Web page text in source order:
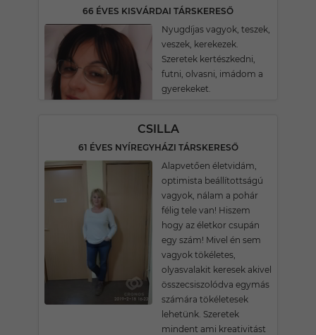
66 ÉVES KISVÁRDAI TÁRSKERESŐ
Nyugdíjas vagyok, teszek,
veszek, kerekezek.
Szeretek kertészkedni,
futni, olvasni, imádom a
gyerekeket.
CSILLA
61 ÉVES NYÍREGYHÁZI TÁRSKERESŐ
Alapvetően életvidám,
optimista beállítottságú
vagyok, nálam a pohár
félig tele van! Hiszem
hogy az életkor csupán
egy szám! Mivel én sem
vagyok tökéletes,
olyasvalakit keresek akivel
összecsiszolódva egymás
számára tökéletesek
lehetünk. Szeretek
mindent ami kreativitást